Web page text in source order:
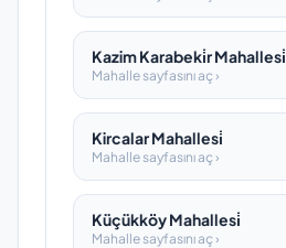
Kazim Karabeki̇r Mahallesi̇
Mahalle sayfasını aç ›
Kircalar Mahallesi̇
Mahalle sayfasını aç ›
Küçükköy Mahallesi̇
Mahalle sayfasını aç ›